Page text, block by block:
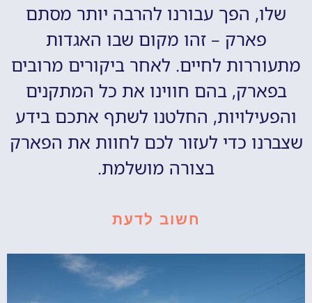
שלו, הפך עבורנו להרבה יותר מסתם
פארק – זהו מקום שבו האגדות
מתעוררות לחיים. לאחר ביקורים מרובים
בפארק, בהם חווינו את כל המתקנים
והפעילויות, החלטנו לשתף אתכם בידע
שצברנו כדי לעזור לכם לחוות את הפארק
בצורה מושלמת.
חשוב לדעת